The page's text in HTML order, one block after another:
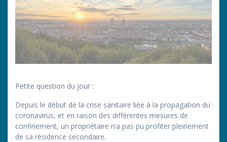
Petite question du jour :
Depuis le début de la crise sanitaire liée à la propagation du
coronavirus, et en raison des différentes mesures de
confinement, un propriétaire n’a pas pu profiter pleinement
de sa résidence secondaire.